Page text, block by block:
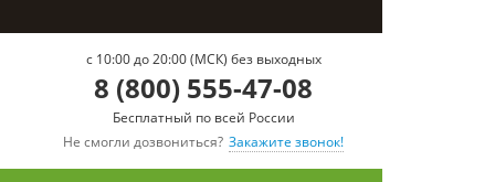
c 10:00 до 20:00 (МСК) без выходных
8 (800) 555-47-08
Бесплатный по всей России
Не смогли дозвониться? Закажите звонок!